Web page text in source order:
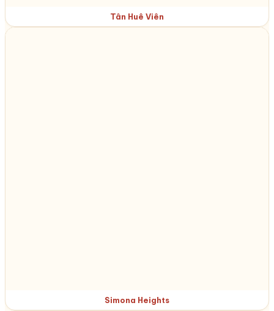
Tân Huê Viên
Simona Heights